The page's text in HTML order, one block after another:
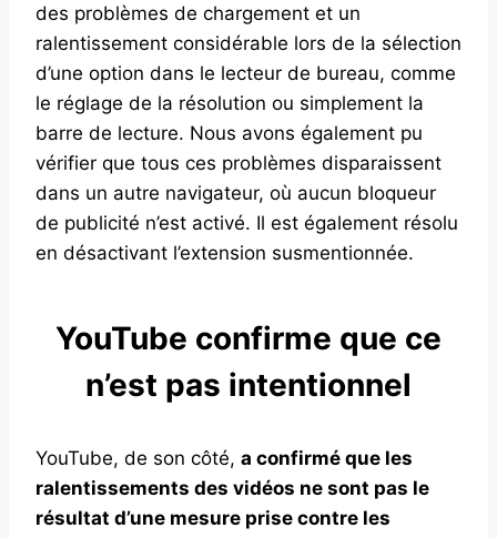
des problèmes de chargement et un
ralentissement considérable lors de la sélection
d’une option dans le lecteur de bureau, comme
le réglage de la résolution ou simplement la
barre de lecture. Nous avons également pu
vérifier que tous ces problèmes disparaissent
dans un autre navigateur, où aucun bloqueur
de publicité n’est activé. Il est également résolu
en désactivant l’extension susmentionnée.
YouTube confirme que ce
n’est pas intentionnel
YouTube, de son côté, a confirmé que les
ralentissements des vidéos ne sont pas le
résultat d’une mesure prise contre les